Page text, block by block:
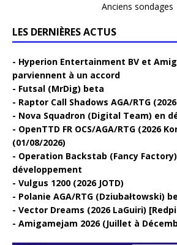
Anciens sondages
LES DERNIÈRES ACTUS
Hyperion Entertainment BV et
parviennent à un accord
Futsal (MrDig) beta
Raptor Call Shadows AGA/RTG
Nova Squadron (Digital Team) en
OpenTTD FR OCS/AGA/RTG (2026
(01/08/2026)
Operation Backstab (Fancy
développement
Vulgus 1200 (2026 JOTD)
Polanie AGA/RTG (Dziubałtowski)
Vector Dreams (2026 LaGuiri)
Amigamejam 2026 (Juillet à